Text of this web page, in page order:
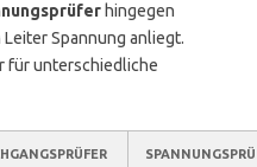
hingegen
Spannung anliegt.
für unterschiedliche